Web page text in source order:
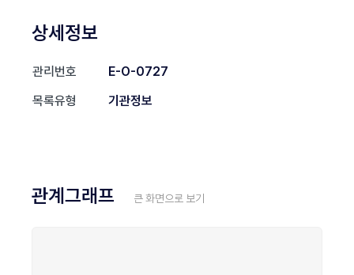
상세정보
관리번호
E-O-0727
목록유형
기관정보
관계그래프 큰 화면으로 보기